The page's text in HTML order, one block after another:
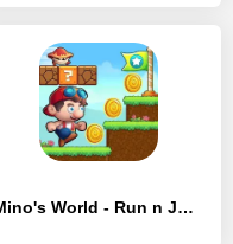
Mino's World - Run n Jump Game - [Взлом/МОД Много денег]